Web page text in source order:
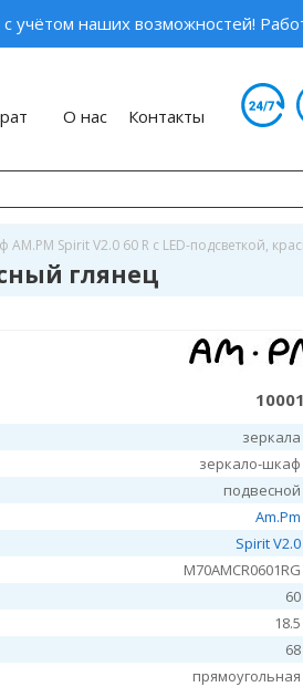
учётом наших возможностей!
О нас Контакты
Spirit V2.0 60 R с LED-подсветкой,
глянец
зеркала
зеркало-шкаф
подвесной
Am.Pm
Spirit V2.0
M70AMCR0601RG
60
18.5
68
прямоугольная